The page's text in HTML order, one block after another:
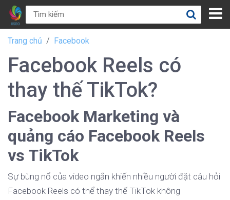
Trang chủ Facebook
Facebook Reels có
thay thế TikTok?
Facebook Marketing và
quảng cáo Facebook Reels
vs TikTok
Sự bùng nổ của video ngắn khiến nhiều người đặt câu hỏi
Facebook Reels có thể thay thế TikTok không